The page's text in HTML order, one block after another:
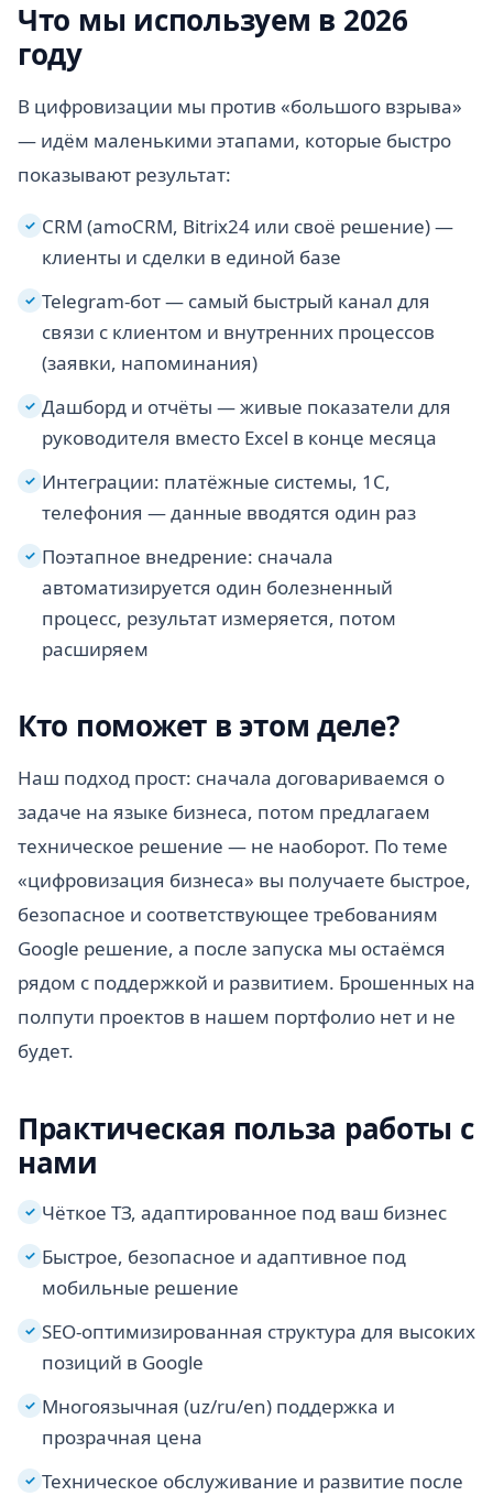
Что мы используем в 2026
году
В цифровизации мы против «большого взрыва»
— идём маленькими этапами, которые быстро
показывают результат:
✓ CRM (amoCRM, Bitrix24 или своё решение) —
клиенты и сделки в единой базе
✓ Telegram-бот — самый быстрый канал для
связи с клиентом и внутренних процессов
(заявки, напоминания)
✓ Дашборд и отчёты — живые показатели для
руководителя вместо Excel в конце месяца
✓ Интеграции: платёжные системы, 1С,
телефония — данные вводятся один раз
✓ Поэтапное внедрение: сначала
автоматизируется один болезненный
процесс, результат измеряется, потом
расширяем
Кто поможет в этом деле?
Наш подход прост: сначала договариваемся о
задаче на языке бизнеса, потом предлагаем
техническое решение — не наоборот. По теме
«цифровизация бизнеса» вы получаете быстрое,
безопасное и соответствующее требованиям
Google решение, а после запуска мы остаёмся
рядом с поддержкой и развитием. Брошенных на
полпути проектов в нашем портфолио нет и не
будет.
Практическая польза работы с
нами
✓ Чёткое ТЗ, адаптированное под ваш бизнес
✓ Быстрое, безопасное и адаптивное под
мобильные решение
✓ SEO-оптимизированная структура для высоких
позиций в Google
✓ Многоязычная (uz/ru/en) поддержка и
прозрачная цена
✓ Техническое обслуживание и развитие после